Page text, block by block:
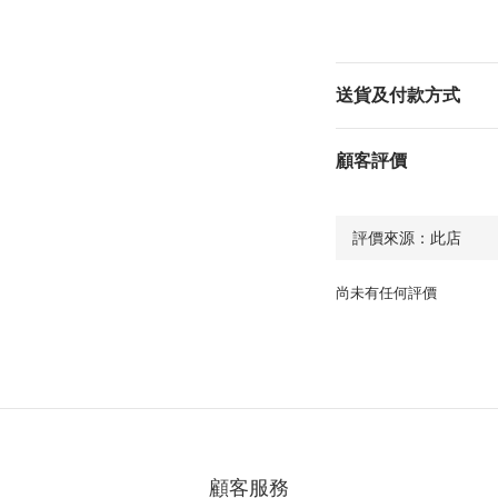
送貨及付款方式
顧客評價
尚未有任何評價
顧客服務